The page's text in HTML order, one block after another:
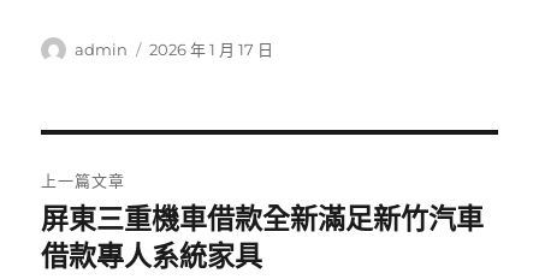
作
admin
發
2026 年 1 月 17 日
章
導
上一篇文章
上
一
屏東三重機車借款全新滿足新竹汽車
借款專人系統家具